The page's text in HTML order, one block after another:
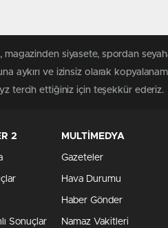
magazinden siyasete, spordan
aykırı ve izinsiz olarak
tercih ettiğiniz için teşekkür ederiz.
2
Sonuçlar
MULTİMEDYA
Gazeteler
Hava Durumu
Haber Gönder
Namaz Vakitleri